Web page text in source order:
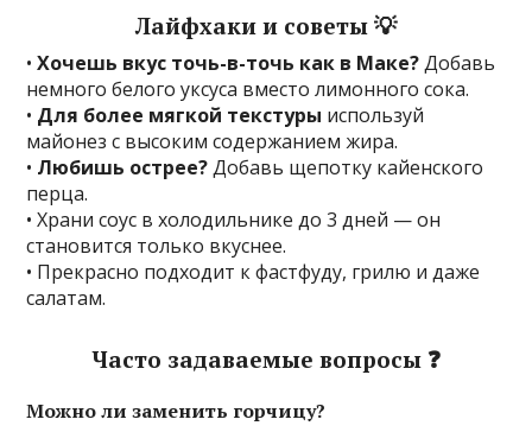
Лайфхаки и советы 💡
•Хочешь вкус точь-в-точь как в Маке?Добавь
немного белого уксуса вместо лимонного сока.
• Для более мягкой текстуры используй
майонез с высоким содержанием жира.
• Любишь острее?Добавь щепотку кайенского
перца.
• Храни соус в холодильнике до 3 дней — он
становится только вкуснее.
• Прекрасно подходит к фастфуду, грилю и даже
салатам.
Часто задаваемые вопросы ❓
Можно ли заменить горчицу?